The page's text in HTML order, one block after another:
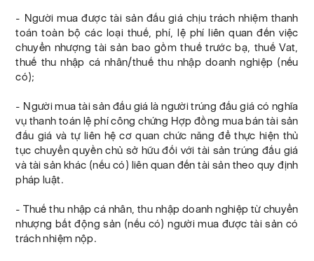
- Người mua được tài sản đấu giá chịu trách nhiệm thanh
toán toàn bộ các loại thuế, phí, lệ phí liên quan đến việc
chuyển nhượng tài sản bao gồm thuế trước bạ, thuế Vat,
thuế thu nhập cá nhân/thuế thu nhập doanh nghiệp (nếu
có);
- Người mua tài sản đấu giá là người trúng đấu giá có nghĩa
vụ thanh toán lệ phí công chứng Hợp đồng mua bán tài sản
đấu giá và tự liên hệ cơ quan chức năng để thực hiện thủ
tục chuyển quyền chủ sở hữu đối với tài sản trúng đấu giá
và tài sản khác (nếu có) liên quan đến tài sản theo quy định
pháp luật.
- Thuế thu nhập cá nhân, thu nhập doanh nghiệp từ chuyển
nhượng bất động sản (nếu có) người mua được tài sản có
trách nhiệm nộp.